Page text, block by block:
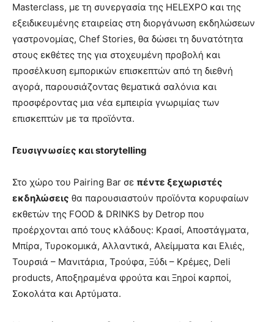
Masterclass, με τη συνεργασία της HELEXPO και της
εξειδικευμένης εταιρείας στη διοργάνωση εκδηλώσεων
γαστρονομίας, Chef Stories, θα δώσει τη δυνατότητα
στους εκθέτες της για στοχευμένη προβολή και
προσέλκυση εμπορικών επισκεπτών από τη διεθνή
αγορά, παρουσιάζοντας θεματικά σαλόνια και
προσφέροντας μια νέα εμπειρία γνωριμίας των
επισκεπτών με τα προϊόντα.
Γευσιγνωσίες καιstorytelling
Στο χώρο του Pairing Bar σε πέντε ξεχωριστές
εκδηλώσεις θα παρουσιαστούν προϊόντα κορυφαίων
εκθετών της FOOD & DRINKS by Detrop που
προέρχονται από τους κλάδους: Κρασί, Αποστάγματα,
Μπίρα, Τυροκομικά, Αλλαντικά, Αλείμματα και Ελιές,
Τουρσιά – Μανιτάρια, Τρούφα, Ξύδι – Κρέμες, Deli
products, Αποξηραμένα φρούτα και Ξηροί καρποί,
Σοκολάτα και Αρτύματα.